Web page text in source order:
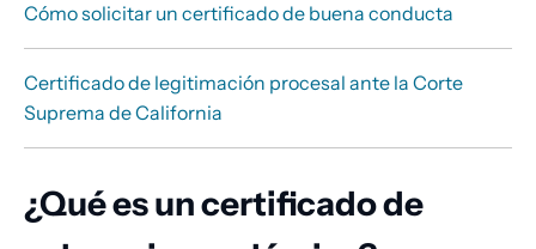
¿Qué es un certificado de
Cómo solicitar un certificado de buena conducta
Certificado de legitimación procesal ante la Corte
Suprema de California